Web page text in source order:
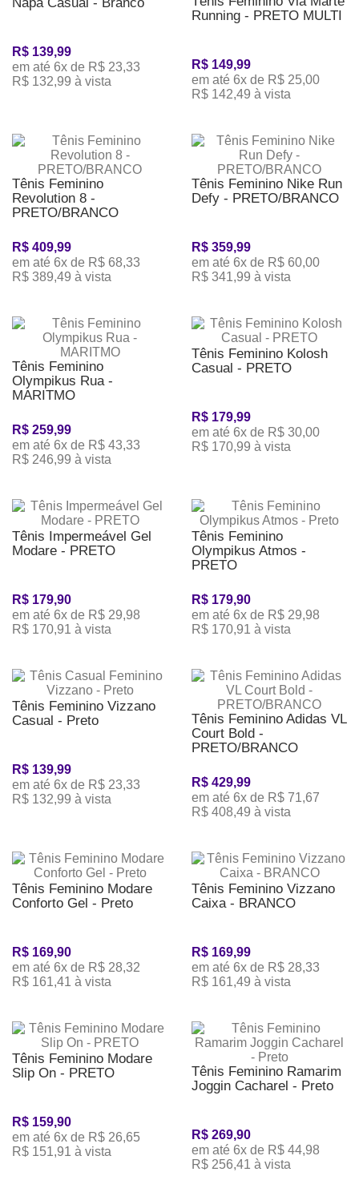
R$ 139,99
em até 6x de R$ 23,33
R$ 132,99 à vista
Running - PRETO MULTI
R$ 149,99
em até 6x de R$ 25,00
R$ 142,49 à vista
Tênis Feminino
Revolution 8 -
PRETO/BRANCO
R$ 409,99
em até 6x de R$ 68,33
R$ 389,49 à vista
Tênis Feminino Nike Run
Defy - PRETO/BRANCO
R$ 359,99
em até 6x de R$ 60,00
R$ 341,99 à vista
Tênis Feminino
Olympikus Rua -
MARITMO
R$ 259,99
em até 6x de R$ 43,33
R$ 246,99 à vista
Tênis Feminino Kolosh
Casual - PRETO
R$ 179,99
em até 6x de R$ 30,00
R$ 170,99 à vista
Tênis Impermeável Gel
Modare - PRETO
R$ 179,90
em até 6x de R$ 29,98
R$ 170,91 à vista
Tênis Feminino
Olympikus Atmos -
PRETO
R$ 179,90
em até 6x de R$ 29,98
R$ 170,91 à vista
Tênis Feminino Vizzano
Casual - Preto
R$ 139,99
em até 6x de R$ 23,33
R$ 132,99 à vista
Tênis Feminino Adidas VL
Court Bold -
PRETO/BRANCO
R$ 429,99
em até 6x de R$ 71,67
R$ 408,49 à vista
Tênis Feminino Modare
Conforto Gel - Preto
R$ 169,90
em até 6x de R$ 28,32
R$ 161,41 à vista
Tênis Feminino Vizzano
Caixa - BRANCO
R$ 169,99
em até 6x de R$ 28,33
R$ 161,49 à vista
Tênis Feminino Modare
Slip On - PRETO
R$ 159,90
em até 6x de R$ 26,65
R$ 151,91 à vista
Tênis Feminino Ramarim
Joggin Cacharel - Preto
R$ 269,90
em até 6x de R$ 44,98
R$ 256,41 à vista